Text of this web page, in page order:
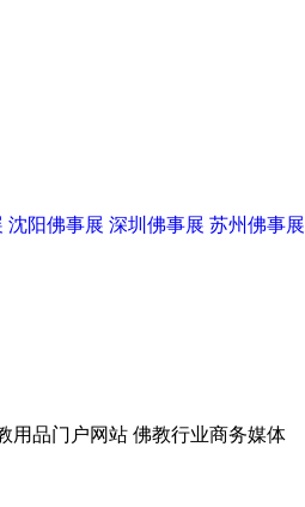
沈阳佛事展 深圳佛事展 苏州佛事展
用品门户网站 佛教行业商务媒体